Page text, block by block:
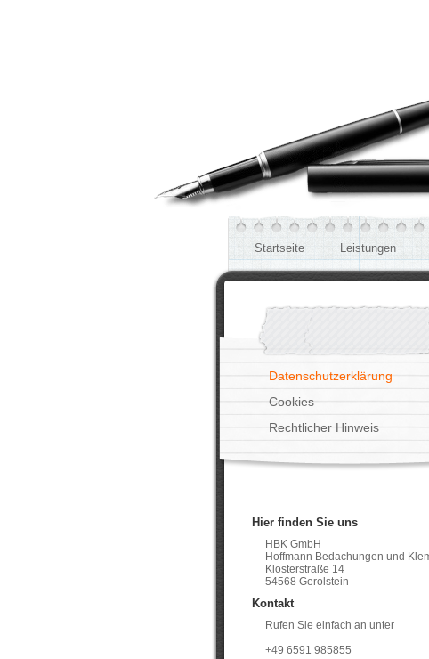
Startseite Leistungen
Datenschutzerklärung
Cookies
Rechtlicher Hinweis
Hier finden Sie uns
HBK GmbH
Hoffmann Bedachungen und
Klosterstraße 14
54568 Gerolstein
Kontakt
Rufen Sie einfach an unter
+49 6591 985855